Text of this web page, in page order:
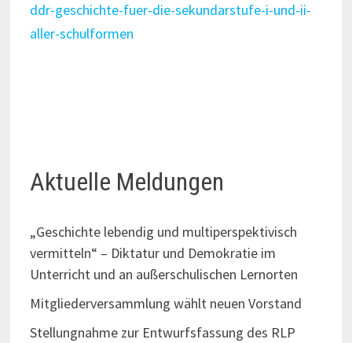
ddr-geschichte-fuer-die-sekundarstufe-i-und-ii-
aller-schulformen
Aktuelle Meldungen
„Geschichte lebendig und multiperspektivisch
vermitteln“ – Diktatur und Demokratie im
Unterricht und an außerschulischen Lernorten
Mitgliederversammlung wählt neuen Vorstand
Stellungnahme zur Entwurfsfassung des RLP